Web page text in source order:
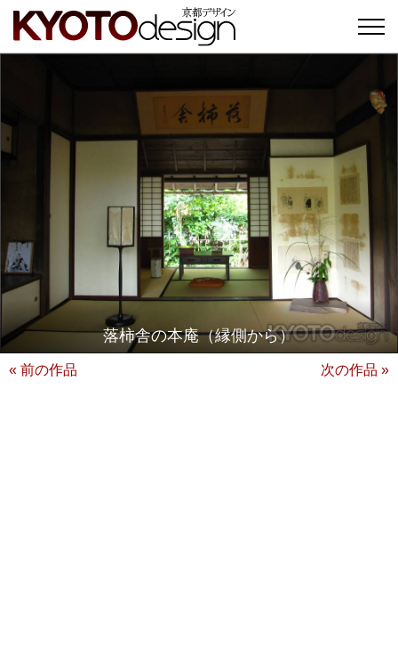
落柿舎の本庵（縁側から）
« 前の作品 次の作品 »